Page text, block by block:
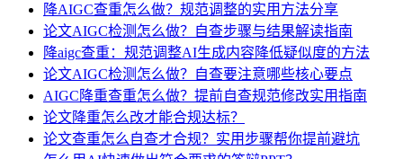
降AIGC查重怎么做？规范调整的实用方法分享
论文AIGC检测怎么做？自查步骤与结果解读指南
降aigc查重：规范调整AI生成内容降低疑似度的方法
论文AIGC检测怎么做？自查要注意哪些核心要点
AIGC降重查重怎么做？提前自查规范修改实用指南
论文降重怎么改才能合规达标？
论文查重怎么自查才合规？实用步骤帮你提前避坑